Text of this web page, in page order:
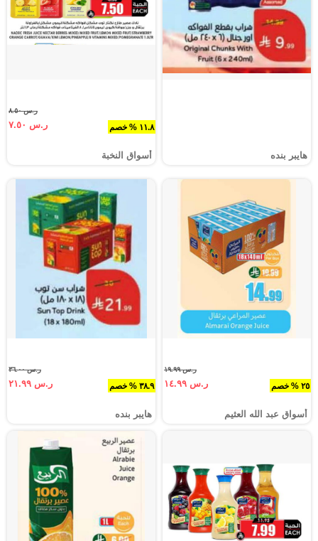
هايبر بنده
١١.٨ % خصم
ر.س ٨.٥٠
ر.س ٧.٥٠
أسواق النخبة
٢٥ % خصم
ر.س ١٩.٩٩
ر.س ١٤.٩٩
أسواق عبد الله العثيم
٣٨.٩ % خصم
ر.س ٣٦.٠٠
ر.س ٢١.٩٩
هايبر بنده